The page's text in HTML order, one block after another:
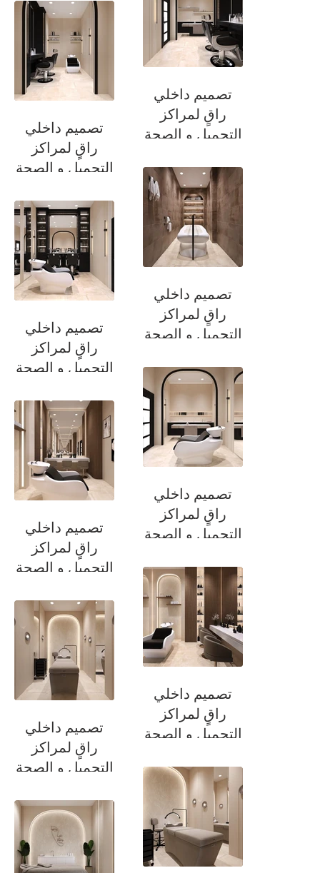
تصميم داخلي
راقٍ لمراكز
التجميل و الصحة تصميم داخلي
راقٍ لمراكز
التجميل و الصحة
تصميم داخلي
راقٍ لمراكز
التجميل و الصحة تصميم داخلي
راقٍ لمراكز
التجميل و الصحة
تصميم داخلي
راقٍ لمراكز
التجميل و الصحة تصميم داخلي
راقٍ لمراكز
التجميل و الصحة
تصميم داخلي
راقٍ لمراكز
التجميل و الصحة تصميم داخلي
راقٍ لمراكز
التجميل و الصحة